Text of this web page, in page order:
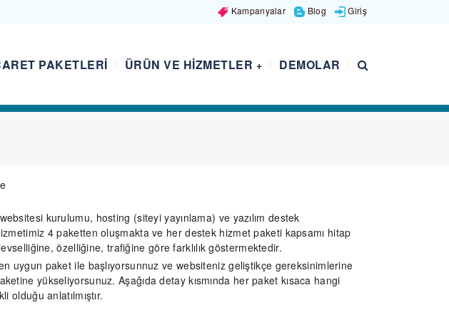
Kampanyalar Blog Giriş
PAKETLERI ÜRÜN VE HIZMETLER + DEMOLAR
kurulumu, hosting (siteyi yayınlama) ve yazılım destek
4 paketten oluşmakta ve her destek hizmet paketi kapsamı hitap
özelliğine, trafiğine göre farklılık göstermektedir.
uygun paket ile başlıyorsunnuz ve websiteniz geliştikçe gereksinimlerine
yükseliyorsunuz. Aşağıda detay kısmında her paket kısaca hangi
olduğu anlatılmıştır.